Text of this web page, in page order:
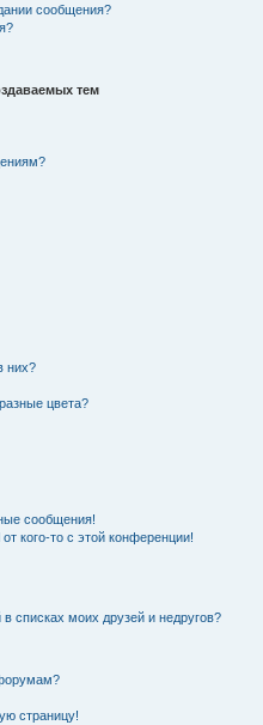
сообщения?
тем
них?
цвета?
сообщения!
кого-то с этой конференции!
списках моих друзей и недругов?
страницу!